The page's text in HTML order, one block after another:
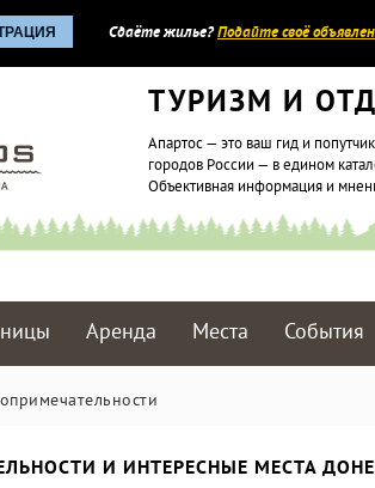
Сдаёте жилье?Подайте своё
ТУРИЗМ И
Апартос — это ваш гид и
городов России — в едином
Объективная информация и
Аренда Места События
И ИНТЕРЕСНЫЕ МЕСТА